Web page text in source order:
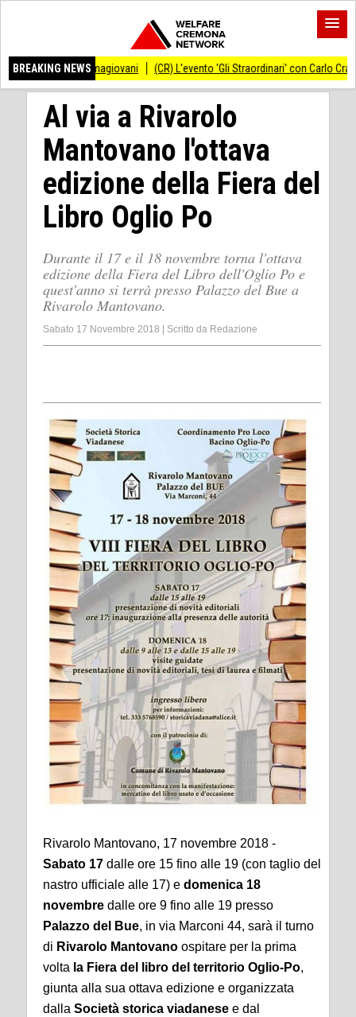
BREAKING NEWS(CR) L'evento 'Gli Straordinari' con Carlo Cracco anticipato al
Al via a Rivarolo
Mantovano l'ottava
edizione della Fiera del
Libro Oglio Po
Durante il 17 e il 18 novembre torna l'ottava
edizione della Fiera del Libro dell'Oglio Po e
quest'anno si terrà presso Palazzo del Bue a
Rivarolo Mantovano.
Sabato 17 Novembre 2018 Scritto da Redazione
Rivarolo Mantovano, 17 novembre 2018 -
Sabato 17 dalle ore 15 fino alle 19 (con taglio del
nastro ufficiale alle 17) e domenica 18
novembre dalle ore 9 fino alle 19 presso
Palazzo del Bue, in via Marconi 44, sarà il turno
di Rivarolo Mantovano ospitare per la prima
volta la Fiera del libro del territorio Oglio-Po,
giunta alla sua ottava edizione e organizzata
dalla Società storica viadanese e dal